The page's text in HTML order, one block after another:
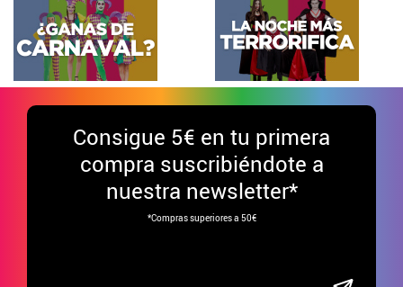
Consigue 5€ en tu primera
compra suscribiéndote a
nuestra newsletter*
*Compras superiores a 50€